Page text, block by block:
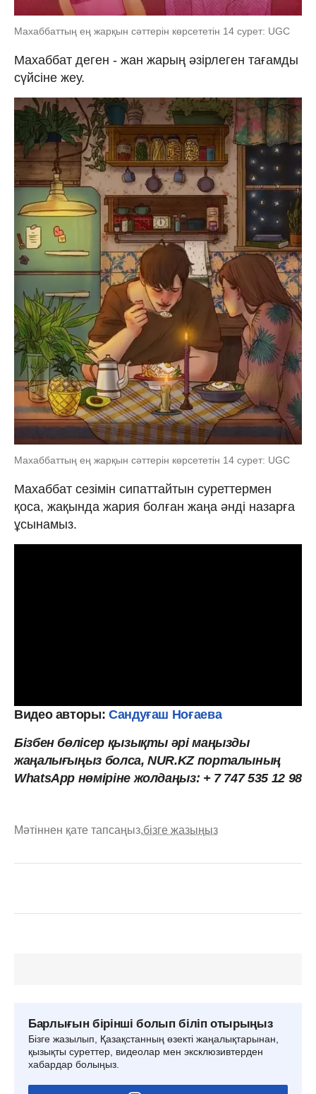
Махаббаттың ең жарқын сәттерін көрсететін 14 сурет: UGC
Махаббат деген - жан жарың әзірлеген тағамды
сүйсіне жеу.
Махаббаттың ең жарқын сәттерін көрсететін 14 сурет: UGC
Махаббат сезімін сипаттайтын суреттермен
қоса, жақында жария болған жаңа әнді назарға
ұсынамыз.
Видео авторы: Сандуғаш Ноғаева
Бізбен бөлісер қызықты әрі маңызды
жаңалығыңыз болса, NUR.KZ порталының
WhatsApp нөміріне жолдаңыз: + 7 747 535 12 98
Мәтіннен қате тапсаңыз,бізге жазыңыз
Барлығын бірінші болып біліп отырыңыз
Бізге жазылып, Қазақстанның өзекті жаңалықтарынан,
қызықты суреттер, видеолар мен эксклюзивтерден
хабардар болыңыз.